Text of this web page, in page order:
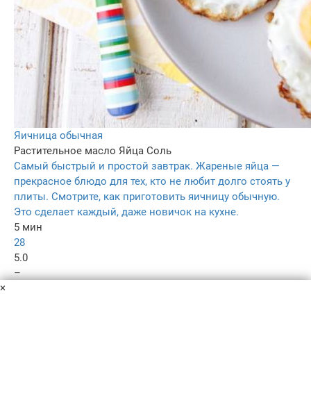
Яичница обычная
Растительное масло Яйца Соль
Самый быстрый и простой завтрак. Жареные яйца —
прекрасное блюдо для тех, кто не любит долго стоять у
плиты. Смотрите, как приготовить яичницу обычную.
Это сделает каждый, даже новичок на кухне.
5 мин
28
5.0
–
×